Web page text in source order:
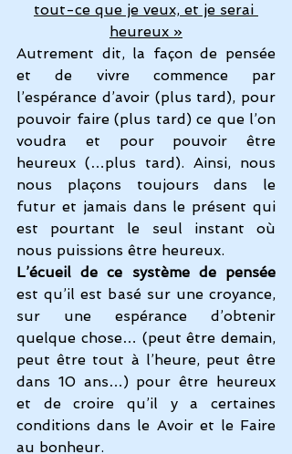
tout-ce que je veux, et je serai
heureux »
Autrement dit, la façon de pensée
et de vivre commence par
l’espérance d’avoir (plus tard), pour
pouvoir faire (plus tard) ce que l’on
voudra et pour pouvoir être
heureux (…plus tard). Ainsi, nous
nous plaçons toujours dans le
futur et jamais dans le présent qui
est pourtant le seul instant où
nous puissions être heureux.
L’écueil de ce système de pensée
est qu’il est basé sur une croyance,
sur une espérance d’obtenir
quelque chose… (peut être demain,
peut être tout à l’heure, peut être
dans 10 ans…) pour être heureux
et de croire qu’il y a certaines
conditions dans le Avoir et le Faire
au bonheur.